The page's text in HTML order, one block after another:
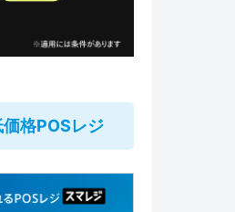
格POSレジ